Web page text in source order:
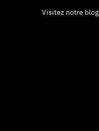
Visitez notre blog